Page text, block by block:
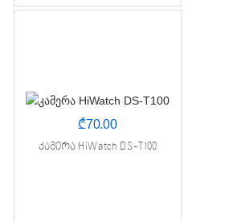
₾70.00
კამერა HiWatch DS-T100